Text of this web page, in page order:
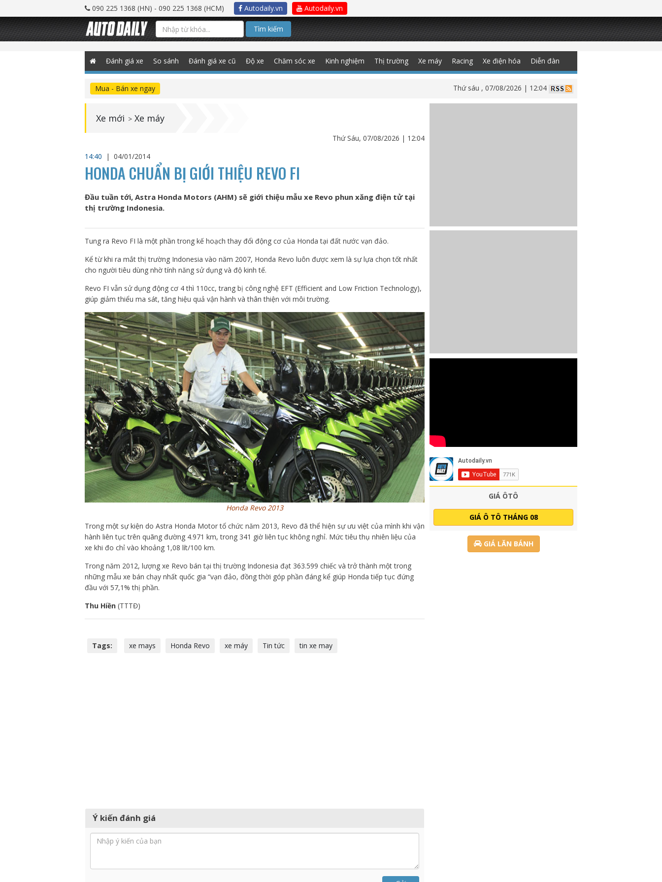
090 225 1368 (HN) - 090 225 1368 (HCM) Autodaily.vn Autodaily.vn
Tìm kiếm
Đánh giá xe So sánh Đánh giá xe cũ Độ xe Chăm sóc xe Kinh nghiệm Thị trường Xe máy Racing Xe điện hóa Diễn đàn
Mua - Bán xe ngay Thứ sáu , 07/08/2026 | 12:04
Xe mới > Xe máy
Thứ Sáu, 07/08/2026 | 12:04
14:40
| 04/01/2014
HONDA CHUẨN BỊ GIỚI THIỆU REVO FI
Đầu tuần tới, Astra Honda Motors (AHM) sẽ giới thiệu mẫu xe Revo phun xăng điện tử tại
thị trường Indonesia.
Tung ra Revo FI là một phần trong kế hoạch thay đổi động cơ của Honda tại đất nước vạn đảo.
Kể từ khi ra mắt thị trường Indonesia vào năm 2007, Honda Revo luôn được xem là sự lựa chọn tốt nhất
cho người tiêu dùng nhờ tính năng sử dụng và độ kinh tế.
Revo FI vẫn sử dụng động cơ 4 thì 110cc, trang bị công nghệ EFT (Efficient and Low Friction Technology),
giúp giảm thiểu ma sát, tăng hiệu quả vận hành và thân thiện với môi trường.
Honda Revo 2013
Trong một sự kiện do Astra Honda Motor tổ chức năm 2013, Revo đã thể hiện sự ưu việt của mình khi vận
hành liên tục trên quãng đường 4.971 km, trong 341 giờ liên tục không nghỉ. Mức tiêu thụ nhiên liệu của
xe khi đo chỉ vào khoảng 1,08 lít/100 km.
Trong năm 2012, lượng xe Revo bán tại thị trường Indonesia đạt 363.599 chiếc và trở thành một trong
những mẫu xe bán chạy nhất quốc gia “vạn đảo, đồng thời góp phần đáng kể giúp Honda tiếp tục đứng
đầu với 57,1% thị phần.
Thu Hiền (TTTĐ)
Tags: xe mays Honda Revo xe máy Tin tức tin xe may
Ý kiến đánh giá
GIÁ ÔTÔ
GIÁ Ô TÔ THÁNG 08
GIÁ LĂN BÁNH